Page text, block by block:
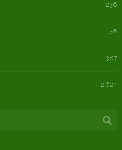
236
38
387
2 624